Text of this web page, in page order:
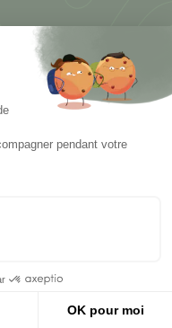
pendant votre
OK pour moi